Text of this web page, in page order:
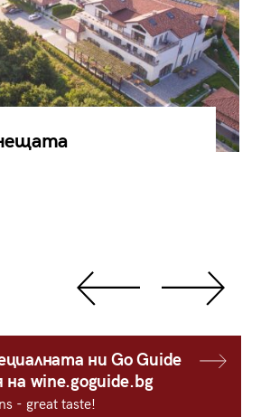
ни Go Guide
на wine.goguide.bg
- great taste!